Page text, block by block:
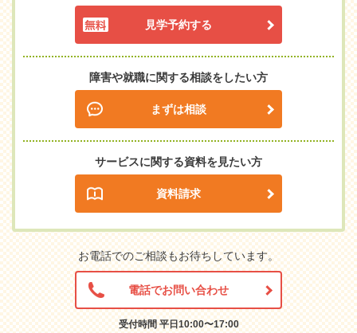
見学予約する
障害や就職に関する相談をしたい方
まずは相談
サービスに関する資料を見たい方
資料請求
お電話でのご相談もお待ちしています。
電話でお問い合わせ
受付時間 平日10:00〜17:00